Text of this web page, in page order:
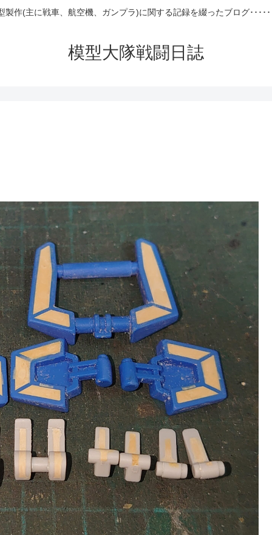
製作(主に戦車、航空機、ガンプラ)に関する記録を綴ったブログ･････
模型大隊戦闘日誌